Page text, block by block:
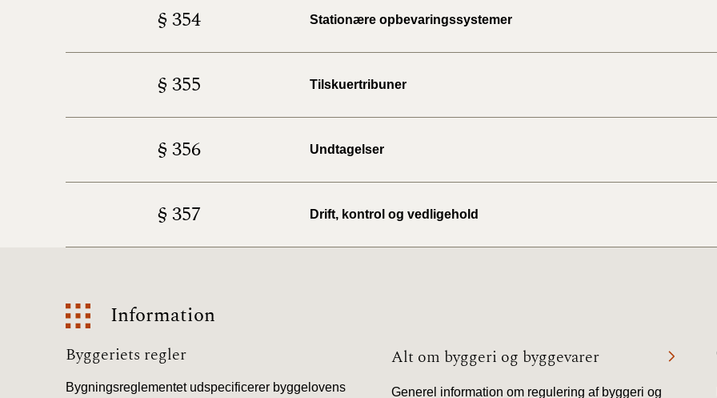
§ 354 Stationære opbevaringssystemer
§ 355 Tilskuertribuner
§ 356 Undtagelser
§ 357 Drift, kontrol og vedligehold
Information
Information
Byggeriets regler
Bygningsreglementet udspecificerer byggelovens
Alt om byggeri og byggevarer
Generel information om regulering af byggeri og